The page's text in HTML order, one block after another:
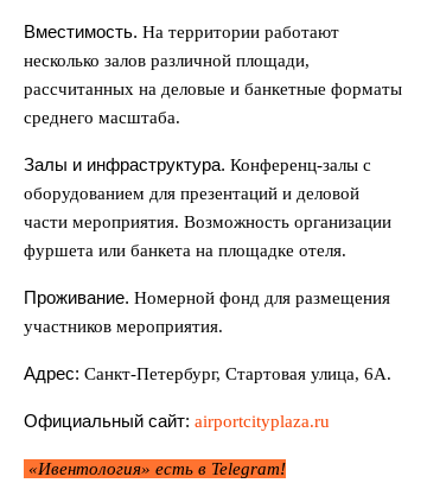
Вместимость. На территории работают
несколько залов различной площади,
рассчитанных на деловые и банкетные форматы
среднего масштаба.
Залы и инфраструктура. Конференц-залы с
оборудованием для презентаций и деловой
части мероприятия. Возможность организации
фуршета или банкета на площадке отеля.
Проживание. Номерной фонд для размещения
участников мероприятия.
Адрес: Санкт-Петербург, Стартовая улица, 6А.
Официальный сайт: airportcityplaza.ru
«Ивентология» есть в Telegram!